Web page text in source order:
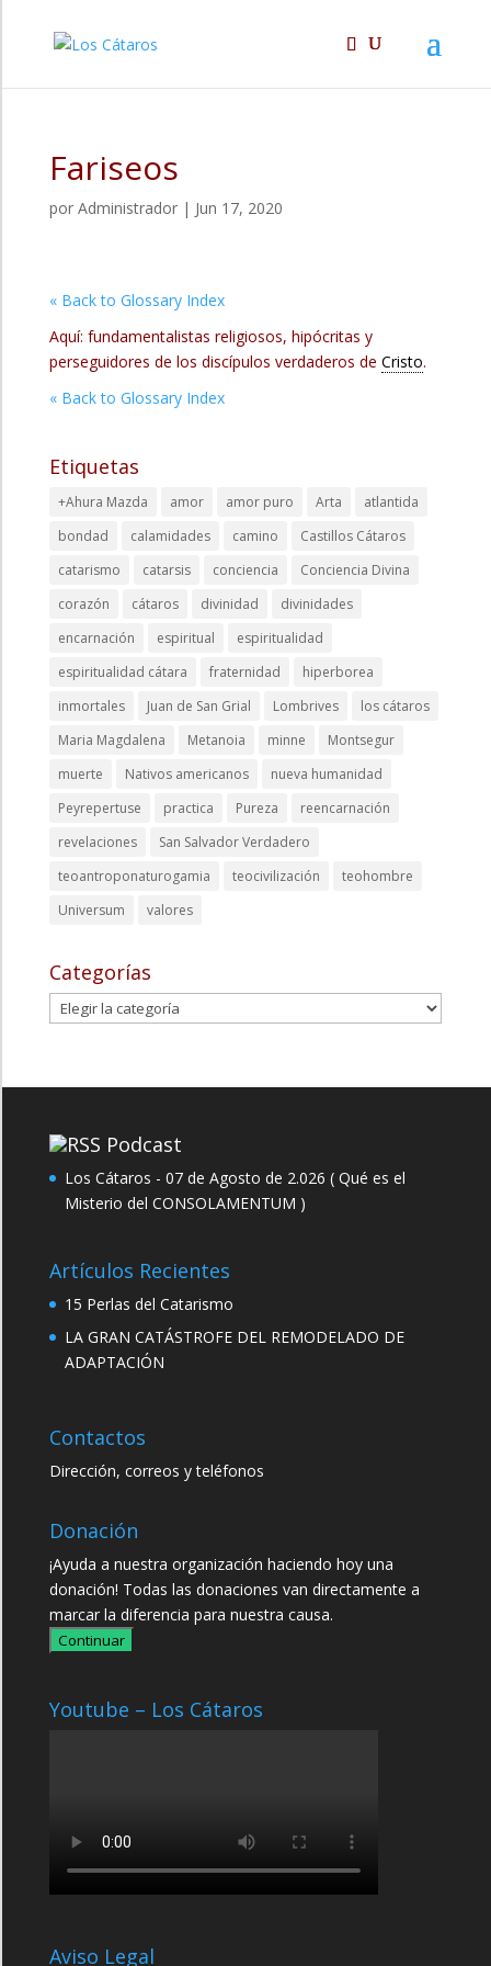
Fariseos
por Administrador| Jun 17, 2020
« Back to Glossary Index
Aquí: fundamentalistas religiosos, hipócritas y
perseguidores de los discípulos verdaderos de Cristo.
« Back to Glossary Index
Etiquetas
+Ahura Mazda amor amor puro Arta
atlantida
bondad
calamidades camino
Castillos Cátaros
catarismo
catarsis conciencia
Conciencia Divina
corazón
cátaros divinidad
divinidades
encarnación
espiritual
espiritualidad
espiritualidad cátara
fraternidad
hiperborea
inmortales
Juan de San Grial Lombrives
los cátaros
Maria Magdalena
Metanoia minne
Montsegur
muerte
Nativos americanos
nueva humanidad
Peyrepertuse
practica Pureza
reencarnación
revelaciones
San Salvador Verdadero
teoantroponaturogamia
teocivilización
teohombre
Universum
valores
Categorías
Categorías
Podcast
Los Cátaros - 07 de Agosto de 2.026 ( Qué es el
Misterio del CONSOLAMENTUM )
Artículos Recientes
15 Perlas del Catarismo
LA GRAN CATÁSTROFE DEL REMODELADO DE
ADAPTACIÓN
Contactos
Dirección, correos y teléfonos
Donación
¡Ayuda a nuestra organización haciendo hoy una
donación! Todas las donaciones van directamente a
marcar la diferencia para nuestra causa.
Continuar
Youtube – Los Cátaros
Aviso Legal